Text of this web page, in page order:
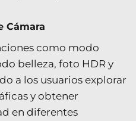
Cámara
como modo
belleza, foto HDR y
a los usuarios explorar
y obtener
en diferentes